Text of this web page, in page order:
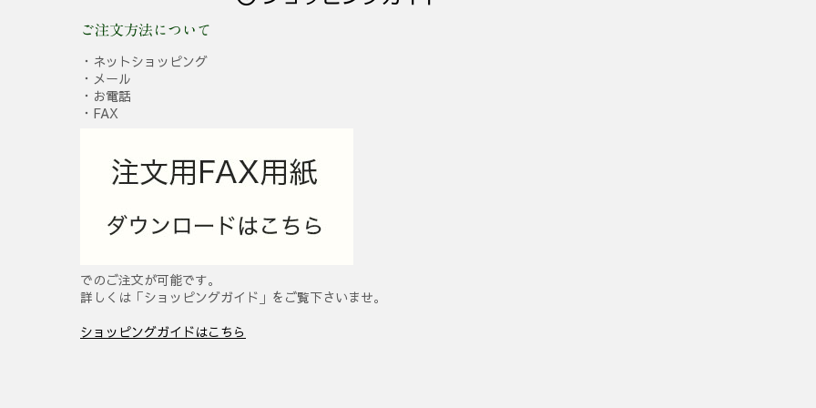
ご注文方法について
・ネットショッピング
・メール
・お電話
・FAX
でのご注文が可能です。
詳しくは「ショッピングガイド」をご覧下さいませ。
ショッピングガイドはこちら